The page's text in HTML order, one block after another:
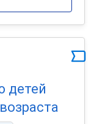
детей